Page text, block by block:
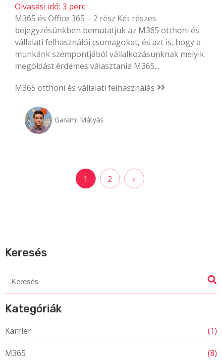
Olvasási idő: 3 perc
M365 és Office 365 – 2 rész Két részes
bejegyzésünkben bemutatjuk az M365 otthoni és
vállalati felhasználói csomagokat, és azt is, hogy a
munkánk szempontjából vállalkozásunknak melyik
megoldást érdemes választania M365...
M365 otthoni és vállalati felhasználás
Garami Mátyás
Bejegyzések 1 2 ›
Keresés
for:
Kategóriák
Karrier (1)
M365 (8)